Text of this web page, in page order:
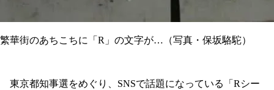
繁華街のあちこちに「R」の文字が…（写真・保坂駱駝）
東京都知事選をめぐり、SNSで話題になっている「Rシー